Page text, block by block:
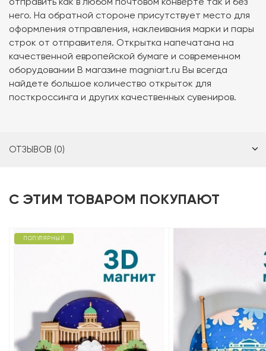
него. На обратной стороне присутствует место для
оформления отправления, наклеивания марки и пары
строк от отправителя. Открытка напечатана на
качественной европейской бумаге и современном
оборудовании В магазине magniart.ru Вы всегда
найдете большое количество открыток для
посткроссинга и других качественных сувениров.
ОТЗЫВОВ (0)
С ЭТИМ ТОВАРОМ ПОКУПАЮТ
ПОПУЛЯРНЫЙ